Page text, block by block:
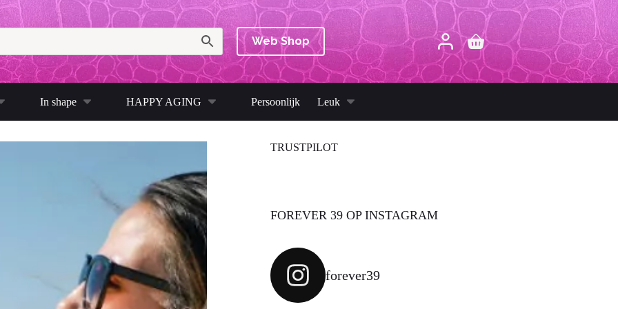
Web Shop Winkelwagen
In shape HAPPY AGING Persoonlijk Leuk
TRUSTPILOT
FOREVER 39 OP INSTAGRAM
forever39